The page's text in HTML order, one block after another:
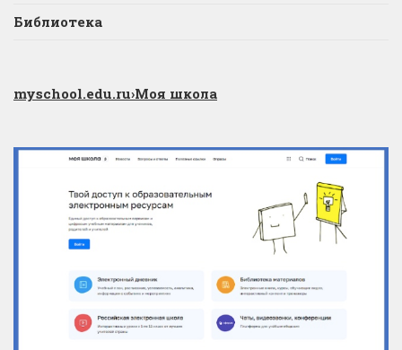
Библиотека
myschool.edu.ru›Моя школа